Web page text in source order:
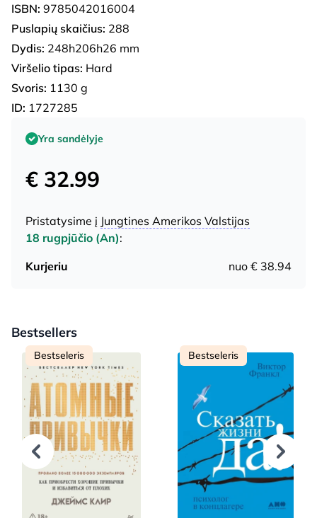
ISBN: 9785042016004
Puslapių skaičius: 288
Dydis: 248h206h26 mm
Viršelio tipas: Hard
Svoris: 1130 g
ID: 1727285
Yra sandėlyje
€ 32.99
Pristatysime į Jungtines Amerikos Valstijas
18 rugpjūčio (An):
Kurjeriu
nuo € 38.94
Bestsellers
Bestseleris Bestseleris